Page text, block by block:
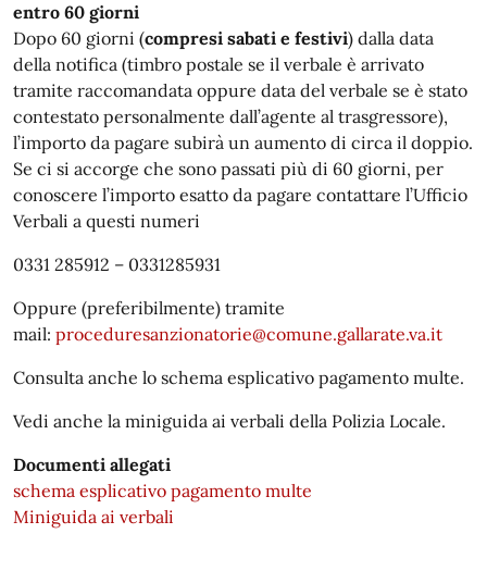
entro 60 giorni
Dopo 60 giorni (compresi sabati e festivi) dalla data
della notifica (timbro postale se il verbale è arrivato
tramite raccomandata oppure data del verbale se è stato
contestato personalmente dall’agente al trasgressore),
l’importo da pagare subirà un aumento di circa il doppio.
Se ci si accorge che sono passati più di 60 giorni, per
conoscere l’importo esatto da pagare contattare l’Ufficio
Verbali a questi numeri
0331 285912 – 0331285931
Oppure (preferibilmente) tramite
mail: proceduresanzionatorie@comune.gallarate.va.it
Consulta anche lo schema esplicativo pagamento multe.
Vedi anche la miniguida ai verbali della Polizia Locale.
Documenti allegati
schema esplicativo pagamento multe
Miniguida ai verbali